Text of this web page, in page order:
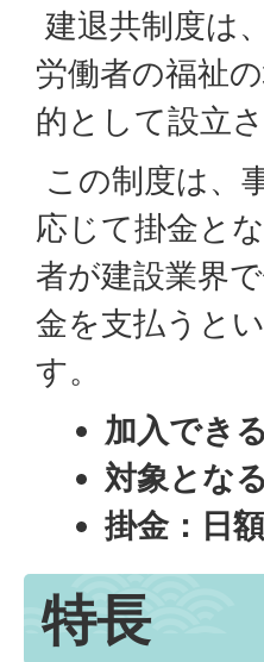
建退共制度は
労働者の福祉
的として設立
この制度は、
応じて掛金と
者が建設業界
金を支払うと
す。
加入でき
対象とな
掛金：日
特長